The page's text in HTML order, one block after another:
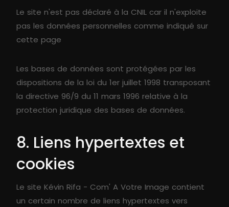
Le site n'est pas déclaré à la CNIL car il n'exploite
pas les données personnelles comme indiqué sur
cette page
Les bases de données sont protégées par les
dispositions de la loi du 1er juillet 1998 transposant
la directive 96/9 du 11 mars 1996 relative à la
protection juridique des bases de données.
8. Liens hypertextes et
cookies
Le site Kévin Rifa - Com' A Votre Image contient
un certain nombre de liens hypertextes vers